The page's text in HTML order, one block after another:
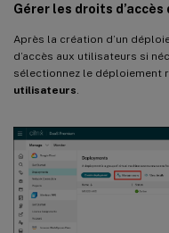
Gérer les droits
Après la création d’un
d’accès aux utilisateurs si
sélectionnez le déploiement
utilisateurs